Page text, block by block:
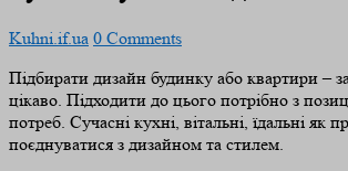
Kuhni.if.ua 0 Comments
Підбирати дизайн будинку або квартири –
цікаво. Підходити до цього потрібно з
потреб. Сучасні кухні, вітальні, їдальні як
поєднуватися з дизайном та стилем.